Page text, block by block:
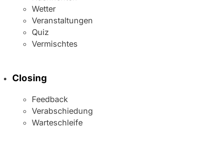
Wetter
Veranstaltungen
Quiz
Vermischtes
Closing
Feedback
Verabschiedung
Warteschleife